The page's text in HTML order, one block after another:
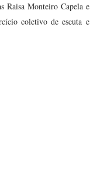
Raisa Monteiro Capela e
coletivo de escuta e